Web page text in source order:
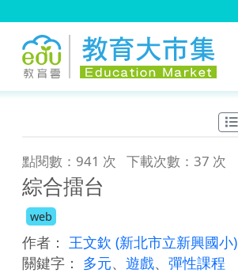
點閱數：941 次 下載次數：37 次
綜合擂台
web
作者： 王文欽 (新北市立新興國小)
關鍵字： 多元、 遊戲、 彈性課程